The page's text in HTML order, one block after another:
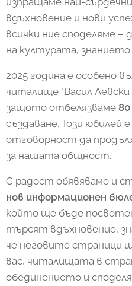
вдъхновение и нови
всички ние споделяме –
на културата,
2025 година е особено
читалище "Васил Левски
защото отбелязваме
създаване. Този юбилей
отговорност да
за нашата общност.
С радост обявяваме и
нов информационен
който ще бъде
търсят вдъхновение,
че неговите страници
вас, читалищата в
обединението и